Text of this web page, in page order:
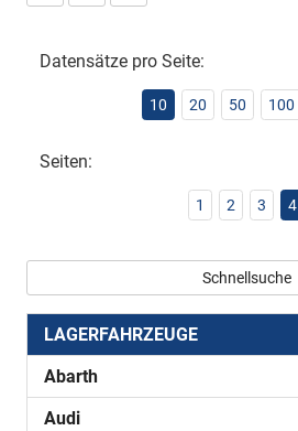
Datensätze pro Seite:
10 20 50 100
Seiten:
1 2 3 4
Schnellsuche
LAGERFAHRZEUGE
Abarth
Audi